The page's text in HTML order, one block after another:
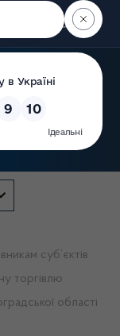
Пошук
суб’єктів
торгівлю
області